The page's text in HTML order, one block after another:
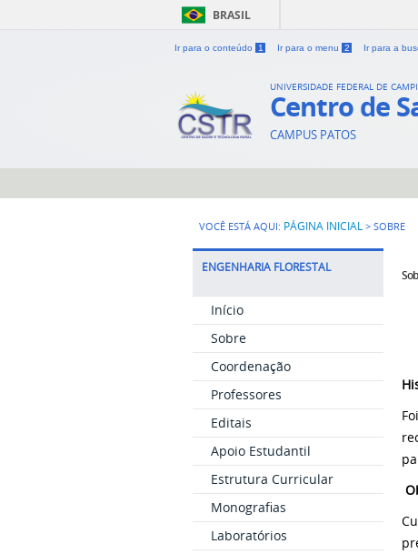
BRASIL
Ir para o conteúdo 1 Ir para o menu 2 Ir para a
UNIVERSIDADE FEDERAL DE
Centro de
CAMPUS PATOS
VOCÊ ESTÁ AQUI: PÁGINA INICIAL > SOBRE
ENGENHARIA FLORESTAL
Início
Sobre
Coordenação
Professores
Editais
Apoio Estudantil
Estrutura Curricular
Monografias
Laboratórios